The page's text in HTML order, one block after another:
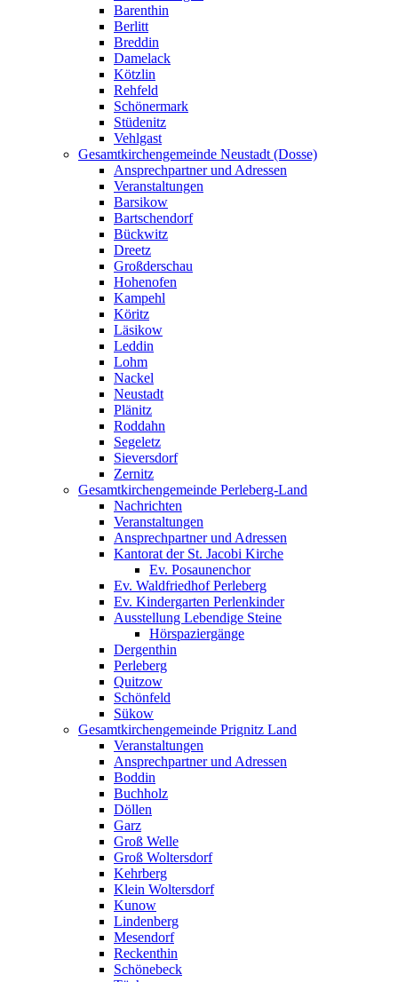
Barenthin
Berlitt
Breddin
Damelack
Kötzlin
Rehfeld
Schönermark
Stüdenitz
Vehlgast
Gesamtkirchengemeinde Neustadt (Dosse)
Ansprechpartner und Adressen
Veranstaltungen
Barsikow
Bartschendorf
Bückwitz
Dreetz
Großderschau
Hohenofen
Kampehl
Köritz
Läsikow
Leddin
Lohm
Nackel
Neustadt
Plänitz
Roddahn
Segeletz
Sieversdorf
Zernitz
Gesamtkirchengemeinde Perleberg-Land
Nachrichten
Veranstaltungen
Ansprechpartner und Adressen
Kantorat der St. Jacobi Kirche
Ev. Posaunenchor
Ev. Waldfriedhof Perleberg
Ev. Kindergarten Perlenkinder
Ausstellung Lebendige Steine
Hörspaziergänge
Dergenthin
Perleberg
Quitzow
Schönfeld
Sükow
Gesamtkirchengemeinde Prignitz Land
Veranstaltungen
Ansprechpartner und Adressen
Boddin
Buchholz
Döllen
Garz
Groß Welle
Groß Woltersdorf
Kehrberg
Klein Woltersdorf
Kunow
Lindenberg
Mesendorf
Reckenthin
Schönebeck